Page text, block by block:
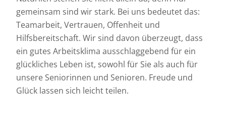
gemeinsam sind wir stark. Bei uns bedeutet das:
Teamarbeit, Vertrauen, Offenheit und
Hilfsbereitschaft. Wir sind davon überzeugt, dass
ein gutes Arbeitsklima ausschlaggebend für ein
glückliches Leben ist, sowohl für Sie als auch für
unsere Seniorinnen und Senioren. Freude und
Glück lassen sich leicht teilen.